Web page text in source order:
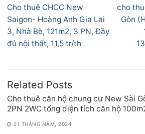
hướng
bài
viết
Previous
post:
Cho thuê CHCC New
Saigon- Hoàng Anh Gia Lai
3, Nhà Bè, 121m2, 3 PN, Đầy
đủ nội thất, 11,5 tr/th
Next
post:
cho
Gòn
Related Posts
Cho thuê căn hộ chung cư New Sài
2PN 2WC tổng diện tích căn hộ
21 THÁNG NĂM, 2024